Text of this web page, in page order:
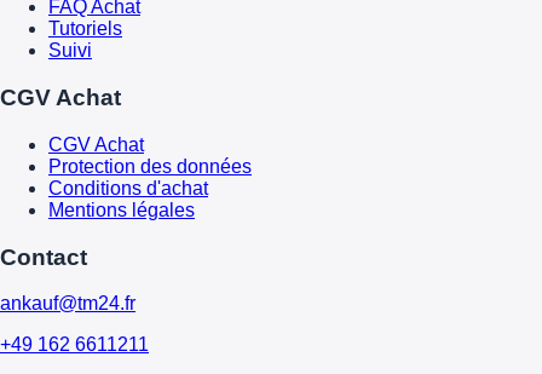
FAQ Achat
Tutoriels
Suivi
CGV Achat
CGV Achat
Protection des données
Conditions d'achat
Mentions légales
Contact
ankauf@tm24.fr
+49 162 6611211